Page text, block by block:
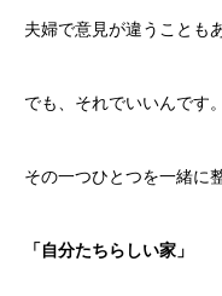
夫婦で意見が違うことも
でも、それでいいんです。
その一つひとつを一緒に
「自分たちらしい家」